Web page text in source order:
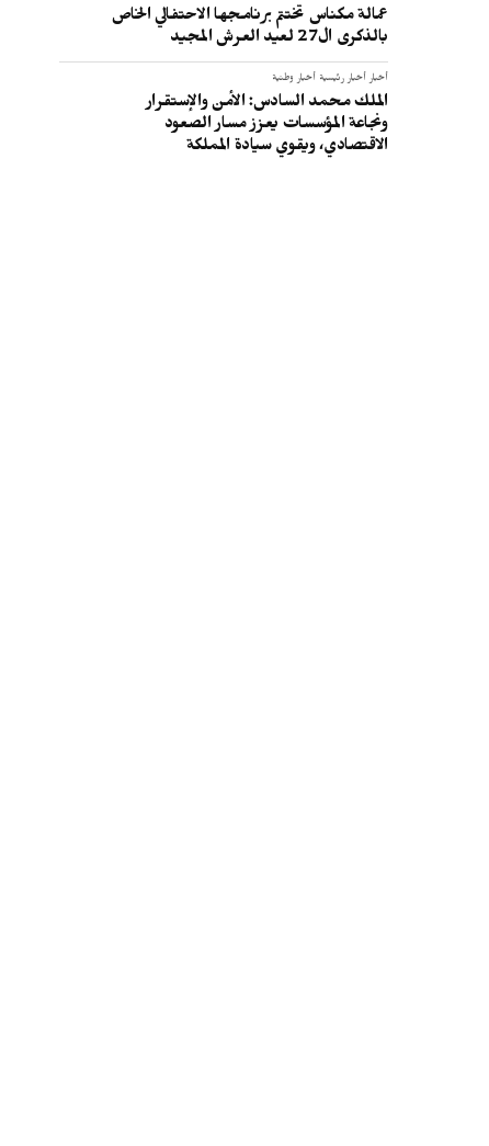
عمالة مكناس تختتم برنامجها الاحتفالي الخاص
بالذكرى ال27 لعيد العرش المجيد
أخبار أخبار رئيسية أخبار وطنية
الملك محمد السادس: الأمن والإستقرار
ونجاعة المؤسسات يعزز مسار الصعود
الاقتصادي، ويقوي سيادة المملكة